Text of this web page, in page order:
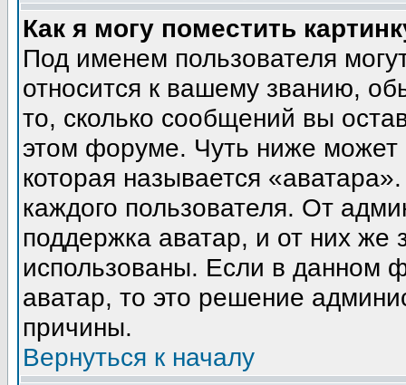
Как я могу поместить
Под именем пользователя
относится к вашему званию,
то, сколько сообщений вы
этом форуме. Чуть ниже может
которая называется
каждого пользователя. От
поддержка аватар, и от них же
использованы. Если в данном
аватар, то это решение
причины.
Вернуться к началу